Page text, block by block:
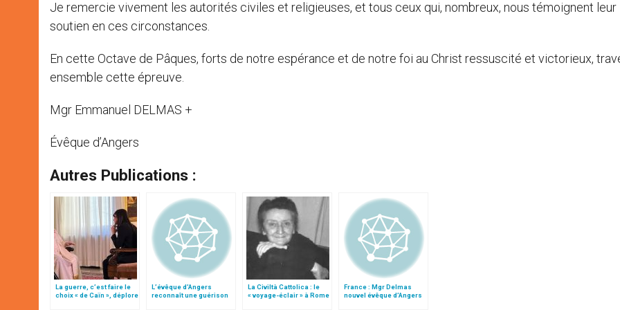
Je remercie vivement les autorités civiles et religieuses, et tous ceux qui, nombreux, nous témoignent leur
soutien en ces circonstances.
En cette Octave de Pâques, forts de notre espérance et de notre foi au Christ ressuscité et victorieux,
ensemble cette épreuve.
Mgr Emmanuel DELMAS +
Évêque d’Angers
Autres Publications :
La guerre, c’est faire le
choix « de Caïn », déplore
L’évêque d’Angers
reconnaît une guérison
La Civiltà Cattolica : le
« voyage-éclair » à Rome
France : Mgr Delmas
nouvel évêque d’Angers